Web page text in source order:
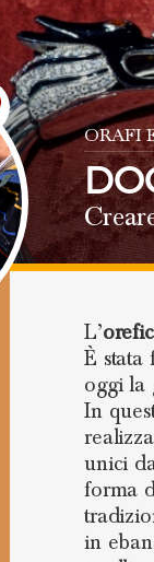
ORAFI
L’
È stata
oggi la
In
unici
forma
in